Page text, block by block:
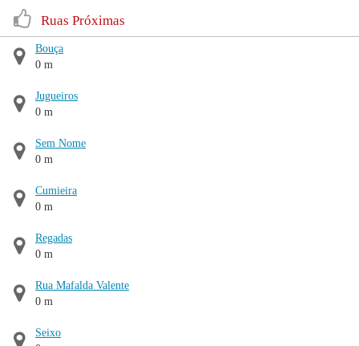
Ruas Próximas
Bouça
0 m
Jugueiros
0 m
Sem Nome
0 m
Cumieira
0 m
Regadas
0 m
Rua Mafalda Valente
0 m
Seixo